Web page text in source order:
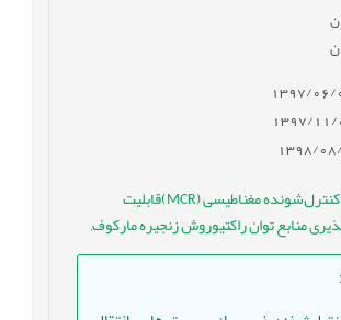
راکتور کنترل‌شونده مغناطیسی (MCR)قابلیت
منابع توان راکتیوروش زنجیره مارکوف,